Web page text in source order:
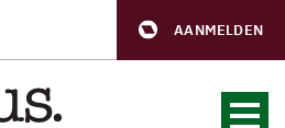
AANMELDEN